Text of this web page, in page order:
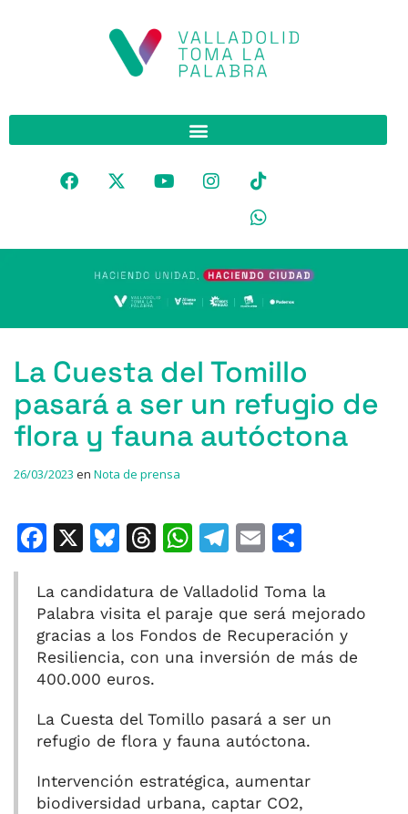
La Cuesta del Tomillo
pasará a ser un refugio de
flora y fauna autóctona
26/03/2023 en Nota de prensa
F
c
e
b
o
o
k
X
Bl
e
s
k
y
T
re
a
d
W
at
s
A
p
T
e
gr
a
E
ai
l
m
p
ar
r
La candidatura de Valladolid Toma la
Palabra visita el paraje que será mejorado
gracias a los Fondos de Recuperación y
Resiliencia, con una inversión de más de
400.000 euros.
La Cuesta del Tomillo pasará a ser un
refugio de flora y fauna autóctona.
Intervención estratégica, aumentar
biodiversidad urbana, captar CO2,